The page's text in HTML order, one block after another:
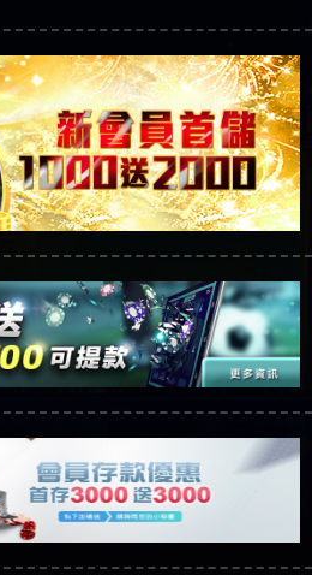
拿回被騙資金
】KnTop無法出金 被KnTop詐騙
】機台運算專案是詐騙嗎
騙 機台運算專案是真的嗎
錢怎麼辦 本文教你如何拿
騙持續收割國人中【免費
是詐騙嗎 Hoyabit是不是詐
詐騙的錢怎麼辦
資金
化行銷詐騙持續收割國人
】KS.M多元化行銷是詐
不是詐騙 KS.M多元化行銷是
銷詐騙的錢怎麼辦 本文教
賴「zg369」深度解析野原
野原家 Family & Love是不是詐
真的嗎 野原家 Family & Love是
家 Family & Love是詐騙平台
騙持續收割國人中【免費
盈橋是詐騙嗎 元盈橋是不是
被元盈橋詐騙的錢怎麼辦
資金
【zg369】M.L.Edge利用新
是真的嗎 M.L.Edge是不
【M.L.Edge】M.L.Edge無法出
詐騙持續收割國人中【免
是詐騙嗎 Robinhood是
持續收割國人中【免費討回
）無法出金 請小心群組暗椿
當當詐騙 當當是不是詐騙 當
騙嗎 六旬老婦深信當當高獲
數據指路，開啟你的高回報
不藏私】2025 線上老虎機
和平台安全的全攻略！
武俠》老虎機真的猛！玩
萬種中獎方式！
遊戲完整攻略！熱門老虎
輕鬆稱霸老虎機！
智投資詐騙套路緊急追討
不是詐騙 力智投資是真的嗎
部老翁還在癡迷力智投資高
款
商行詐騙追回資金賴
天盛商行是不是詐騙 天盛商
詐騙嗎 被天盛商行詐騙一
助賴【zg369】退休老翁被
大戶e點靈是真的嗎 大戶e
詐騙持續收割國人中【免
爛死了黑網不要玩
錢直接鎖帳號可以去吃屎
我也是小畢的會員～～
己做假對話來毀謗欸哈哈哈
司
出金幾次後贏錢就不給出
幾次後贏了就不出金出
網垃圾平台
嗎現在也是一樣的狀況
處
多萬會出金嗎，有誰可以
龍皇ONLINE#http